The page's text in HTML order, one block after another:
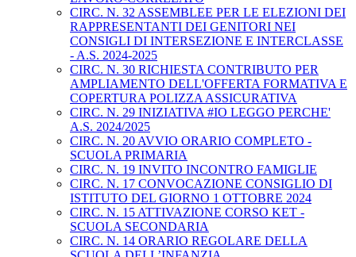
CIRC. N. 32 ASSEMBLEE PER LE ELEZIONI DEI
RAPPRESENTANTI DEI GENITORI NEI
CONSIGLI DI INTERSEZIONE E INTERCLASSE
- A.S. 2024-2025
CIRC. N. 30 RICHIESTA CONTRIBUTO PER
AMPLIAMENTO DELL'OFFERTA FORMATIVA E
COPERTURA POLIZZA ASSICURATIVA
CIRC. N. 29 INIZIATIVA #IO LEGGO PERCHE'
A.S. 2024/2025
CIRC. N. 20 AVVIO ORARIO COMPLETO -
SCUOLA PRIMARIA
CIRC. N. 19 INVITO INCONTRO FAMIGLIE
CIRC. N. 17 CONVOCAZIONE CONSIGLIO DI
ISTITUTO DEL GIORNO 1 OTTOBRE 2024
CIRC. N. 15 ATTIVAZIONE CORSO KET -
SCUOLA SECONDARIA
CIRC. N. 14 ORARIO REGOLARE DELLA